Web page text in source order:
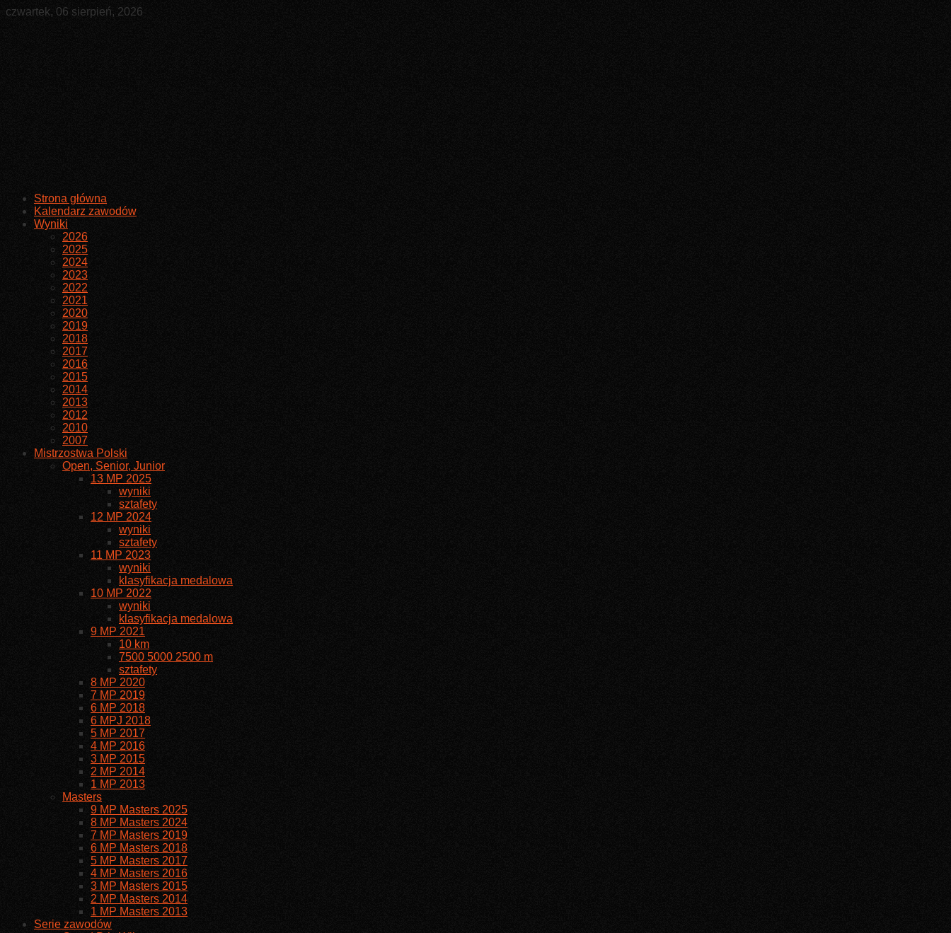
czwartek, 06 sierpień, 2026
Strona główna
Kalendarz zawodów
Wyniki
2026
2025
2024
2023
2022
2021
2020
2019
2018
2017
2016
2015
2014
2013
2012
2010
2007
Mistrzostwa Polski
Open, Senior, Junior
13 MP 2025
wyniki
sztafety
12 MP 2024
wyniki
sztafety
11 MP 2023
wyniki
klasyfikacja medalowa
10 MP 2022
wyniki
klasyfikacja medalowa
9 MP 2021
10 km
7500 5000 2500 m
sztafety
8 MP 2020
7 MP 2019
6 MP 2018
6 MPJ 2018
5 MP 2017
4 MP 2016
3 MP 2015
2 MP 2014
1 MP 2013
Masters
9 MP Masters 2025
8 MP Masters 2024
7 MP Masters 2019
6 MP Masters 2018
5 MP Masters 2017
4 MP Masters 2016
3 MP Masters 2015
2 MP Masters 2014
1 MP Masters 2013
Serie zawodów